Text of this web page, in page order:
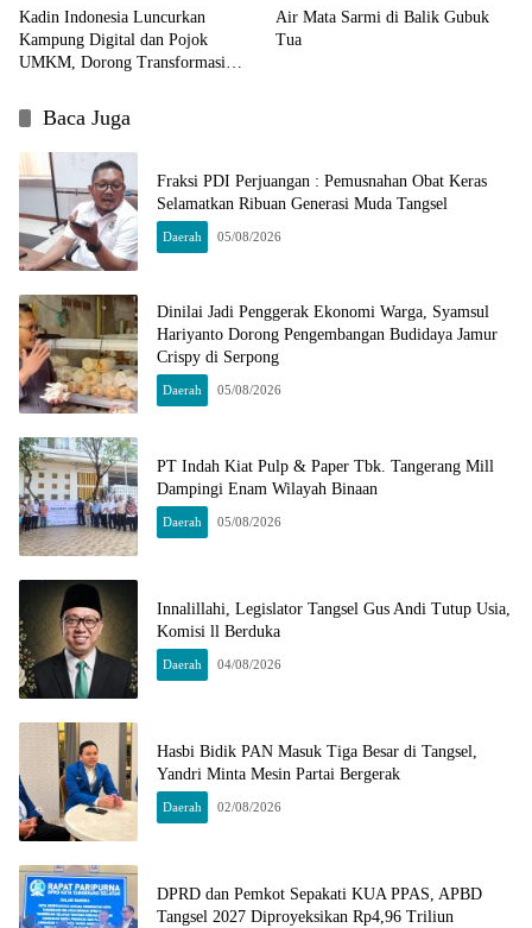
Kadin Indonesia Luncurkan
Kampung Digital dan Pojok
UMKM, Dorong Transformasi
Air Mata Sarmi di Balik Gubuk
Tua
Baca Juga
Fraksi PDI Perjuangan : Pemusnahan Obat Keras
Selamatkan Ribuan Generasi Muda Tangsel
Daerah 05/08/2026
Dinilai Jadi Penggerak Ekonomi Warga, Syamsul
Hariyanto Dorong Pengembangan Budidaya Jamur
Crispy di Serpong
Daerah 05/08/2026
PT Indah Kiat Pulp & Paper Tbk. Tangerang Mill
Dampingi Enam Wilayah Binaan
Daerah 05/08/2026
Innalillahi, Legislator Tangsel Gus Andi Tutup Usia,
Komisi ll Berduka
Daerah 04/08/2026
Hasbi Bidik PAN Masuk Tiga Besar di Tangsel,
Yandri Minta Mesin Partai Bergerak
Daerah 02/08/2026
DPRD dan Pemkot Sepakati KUA PPAS, APBD
Tangsel 2027 Diproyeksikan Rp4,96 Triliun